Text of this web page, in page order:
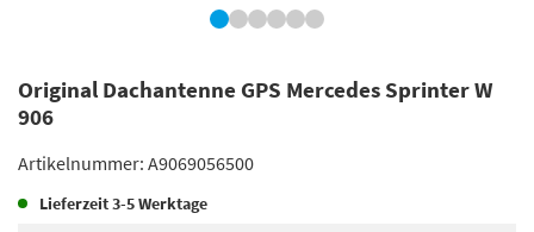
Original Dachantenne GPS Mercedes Sprinter W
906
Artikelnummer: A9069056500
Lieferzeit3-5 Werktage